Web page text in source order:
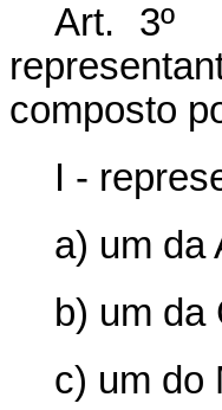
Art. 3º
composto
I -
a) um da
b) um
c) um do